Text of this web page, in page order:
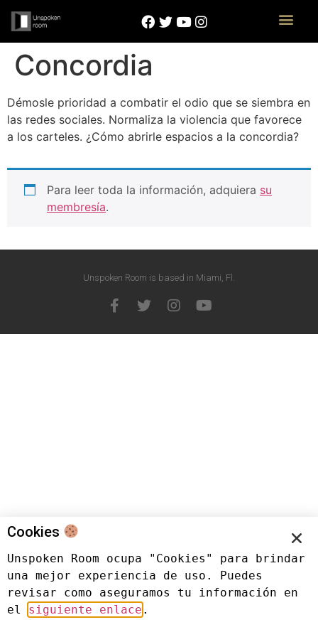
Concordia
Démosle prioridad a combatir el odio que se siembra en
las redes sociales. Normaliza la violencia que favorece
a los carteles. ¿Cómo abrirle espacios a la concordia?
Para leer toda la información, adquiera su
membresía.
Unspoken Room is based in Miami, Fl.
Cookies
Unspoken Room ocupa "Cookies" para brindar
una mejor experiencia de uso. Puedes
revisar como aseguramos tu información en
el siguiente enlace .